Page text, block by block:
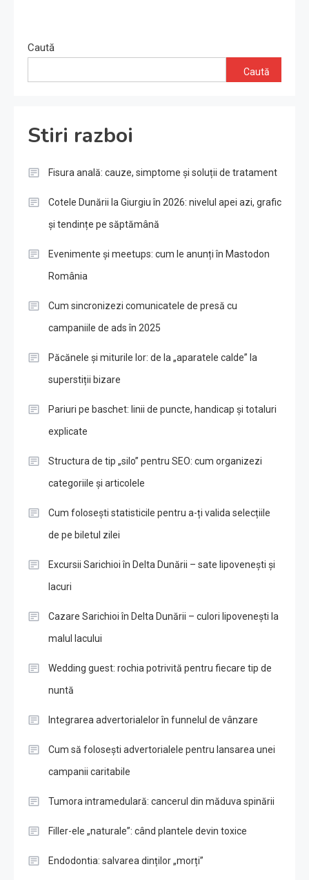
Caută
Caută
Stiri razboi
Fisura anală: cauze, simptome și soluții de tratament
Cotele Dunării la Giurgiu în 2026: nivelul apei azi, grafic
și tendințe pe săptămână
Evenimente și meetups: cum le anunți în Mastodon
România
Cum sincronizezi comunicatele de presă cu
campaniile de ads în 2025
Păcănele și miturile lor: de la „aparatele calde” la
superstiții bizare
Pariuri pe baschet: linii de puncte, handicap și totaluri
explicate
Structura de tip „silo” pentru SEO: cum organizezi
categoriile și articolele
Cum folosești statisticile pentru a-ți valida selecțiile
de pe biletul zilei
Excursii Sarichioi în Delta Dunării – sate lipovenești și
lacuri
Cazare Sarichioi în Delta Dunării – culori lipovenești la
malul lacului
Wedding guest: rochia potrivită pentru fiecare tip de
nuntă
Integrarea advertorialelor în funnelul de vânzare
Cum să folosești advertorialele pentru lansarea unei
campanii caritabile
Tumora intramedulară: cancerul din măduva spinării
Filler-ele „naturale”: când plantele devin toxice
Endodontia: salvarea dinților „morți”